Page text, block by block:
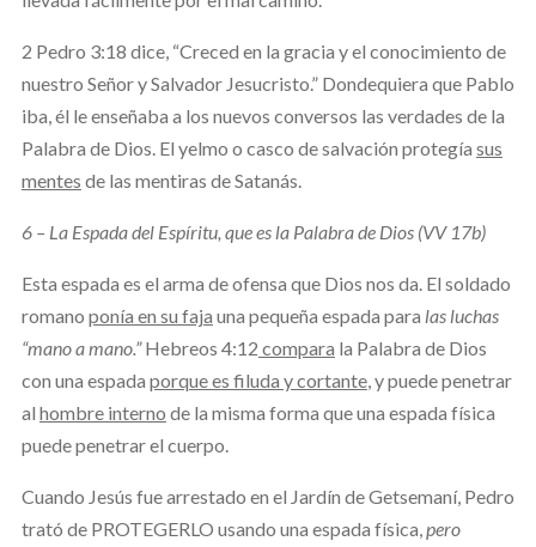
2 Pedro 3:18 dice, “Creced en la gracia y el conocimiento de
nuestro Señor y Salvador Jesucristo.” Dondequiera que Pablo
iba, él le enseñaba a los nuevos conversos las verdades de la
Palabra de Dios. El yelmo o casco de salvación protegía sus
mentes de las mentiras de Satanás.
6 – La Espada del Espíritu, que es la Palabra de Dios (VV 17b)
Esta espada es el arma de ofensa que Dios nos da. El soldado
romano ponía en su faja una pequeña espada para las luchas
“mano a mano.”Hebreos 4:12 compara la Palabra de Dios
con una espada porque es filuda y cortante, y puede penetrar
al hombre interno de la misma forma que una espada física
puede penetrar el cuerpo.
Cuando Jesús fue arrestado en el Jardín de Getsemaní, Pedro
trató de PROTEGERLO usando una espada física,pero